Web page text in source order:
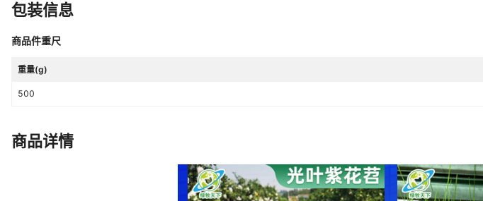
是否跨境出口专供货源
包装信息
商品件重尺
重量(g)
500
商品详情